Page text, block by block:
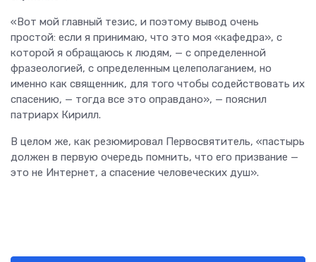
«Вот мой главный тезис, и поэтому вывод очень
простой: если я принимаю, что это моя «кафедра», с
которой я обращаюсь к людям, — с определенной
фразеологией, с определенным целеполаганием, но
именно как священник, для того чтобы содействовать их
спасению, — тогда все это оправдано», — пояснил
патриарх Кирилл.
В целом же, как резюмировал Первосвятитель, «пастырь
должен в первую очередь помнить, что его призвание —
это не Интернет, а спасение человеческих душ».